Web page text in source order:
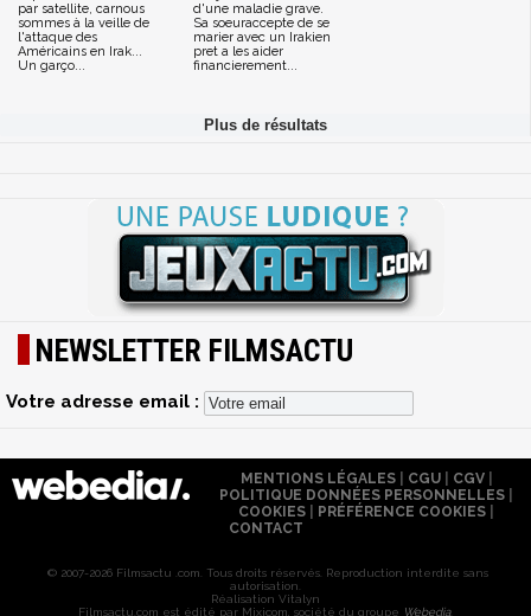
par satellite, carnous
sommes à la veille de
l'attaque des
Américains en Irak...
Un garço...
d'une maladie grave.
Sa soeuraccepte de se
marier avec un Irakien
pret a les aider
financierement...
NEWSLETTER FILMSACTU
Votre adresse email :
MENTIONS LÉGALES| CGU| CGV|
POLITIQUE DONNÉES PERSONNELLES
COOKIES
PRÉFÉRENCE COOKIES
CONTACT
© 2007-2026 Filmsactu .com. Tous droits réservés. Reproduction interdite sans
autorisation.
Réalisation Vitalyn
Filmsactu .com est édité par Mixicom, société du groupe Webedia.